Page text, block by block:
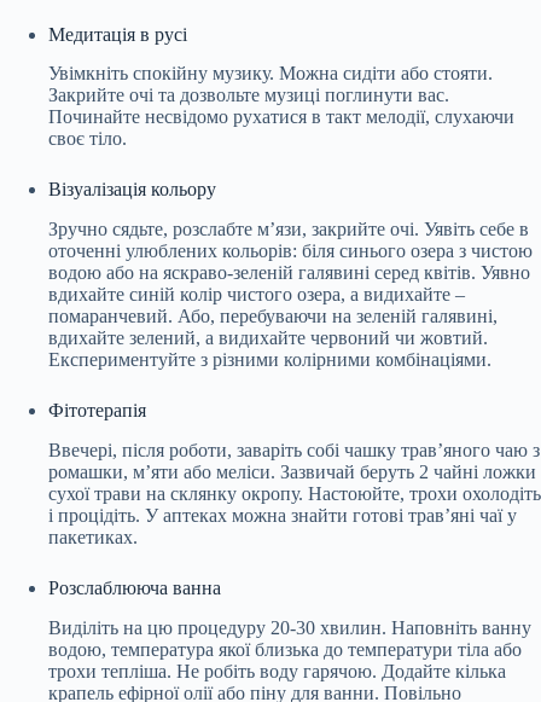
Медитація в русі
Увімкніть спокійну музику. Можна сидіти або стояти.
Закрийте очі та дозвольте музиці поглинути вас.
Починайте несвідомо рухатися в такт мелодії, слухаючи
своє тіло.
Візуалізація кольору
Зручно сядьте, розслабте м’язи, закрийте очі. Уявіть себе в
оточенні улюблених кольорів: біля синього озера з чистою
водою або на яскраво-зеленій галявині серед квітів. Уявно
вдихайте синій колір чистого озера, а видихайте –
помаранчевий. Або, перебуваючи на зеленій галявині,
вдихайте зелений, а видихайте червоний чи жовтий.
Експериментуйте з різними колірними комбінаціями.
Фітотерапія
Ввечері, після роботи, заваріть собі чашку трав’яного чаю з
ромашки, м’яти або меліси. Зазвичай беруть 2 чайні ложки
сухої трави на склянку окропу. Настоюйте, трохи охолодіть
і процідіть. У аптеках можна знайти готові трав’яні чаї у
пакетиках.
Розслаблююча ванна
Виділіть на цю процедуру 20-30 хвилин. Наповніть ванну
водою, температура якої близька до температури тіла або
трохи тепліша. Не робіть воду гарячою. Додайте кілька
крапель ефірної олії або піну для ванни. Повільно